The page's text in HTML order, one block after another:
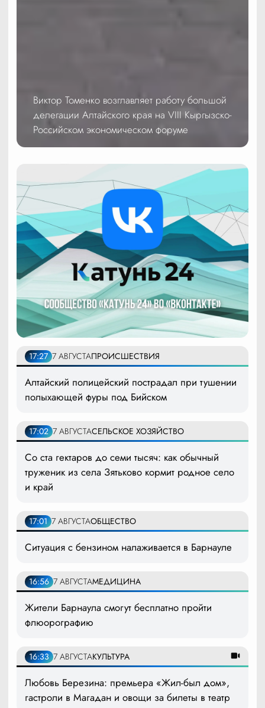
Виктор Томенко возглавляет работу большой
делегации Алтайского края на VIII Кыргызско-
Российском экономическом форуме
17:27 7 АВГУСТАПРОИСШЕСТВИЯ
Алтайский полицейский пострадал при тушении
полыхающей фуры под Бийском
17:02 7 АВГУСТАСЕЛЬСКОЕ ХОЗЯЙСТВО
Со ста гектаров до семи тысяч: как обычный
труженик из села Зятьково кормит родное село
и край
17:01 7 АВГУСТАОБЩЕСТВО
Ситуация с бензином налаживается в Барнауле
16:56 7 АВГУСТАМЕДИЦИНА
Жители Барнаула смогут бесплатно пройти
флюорографию
16:33 7 АВГУСТАКУЛЬТУРА
Любовь Березина: премьера «Жил-был дом»,
гастроли в Магадан и овощи за билеты в театр